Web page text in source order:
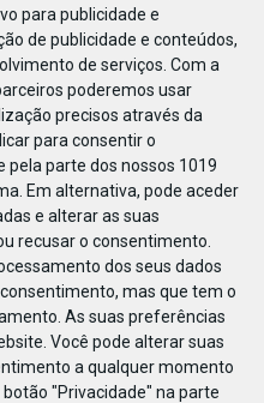
para publicidade e
de publicidade e conteúdos,
de serviços. Com a
poderemos usar
precisos através da
para consentir o
parte dos nossos 1019
Em alternativa, pode aceder
e alterar as suas
recusar o consentimento.
dos seus dados
mas que tem o
As suas preferências
Você pode alterar suas
a qualquer momento
"Privacidade" na parte
NOV 03
seccao